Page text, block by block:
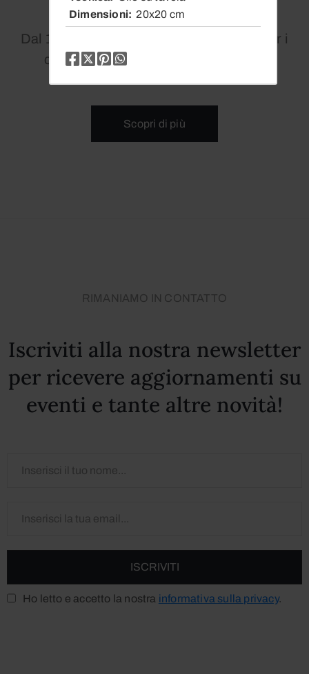
Dal 1979 siamo un punto di riferimento per i
collezionisti di arte contemporanea.
Scopri di più
RIMANIAMO IN CONTATTO
Iscriviti alla nostra newsletter
per ricevere aggiornamenti su
eventi e tante altre novità!
Ho letto e accetto la nostra informativa sulla privacy.
Dimensioni
20x20 cm